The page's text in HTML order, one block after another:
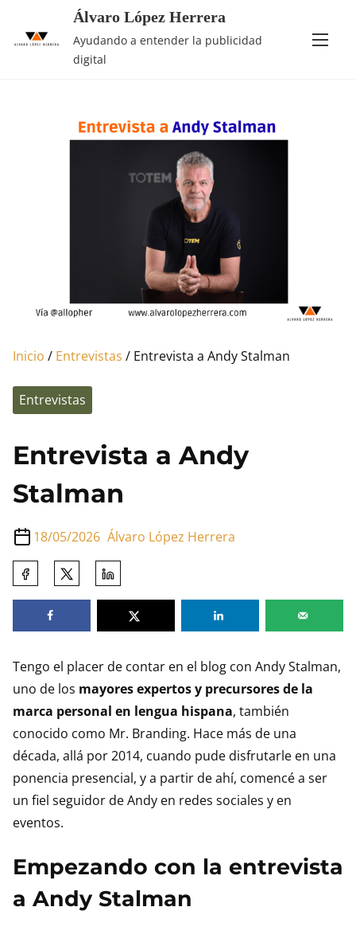
Álvaro López Herrera
Ayudando a entender la publicidad
digital
Inicio / Entrevistas / Entrevista a Andy Stalman
Entrevistas
Entrevista a Andy
Stalman
18/05/2026 Álvaro López Herrera
Comparte
entrada
Tengo el placer de contar en el blog con Andy Stalman,
uno de los mayores expertos y precursores de la
marca personal en lengua hispana, también
conocido como Mr. Branding. Hace más de una
década, allá por 2014, cuando pude disfrutarle en una
ponencia presencial, y a partir de ahí, comencé a ser
un fiel seguidor de Andy en redes sociales y en
eventos.
Empezando con la entrevista
a Andy Stalman